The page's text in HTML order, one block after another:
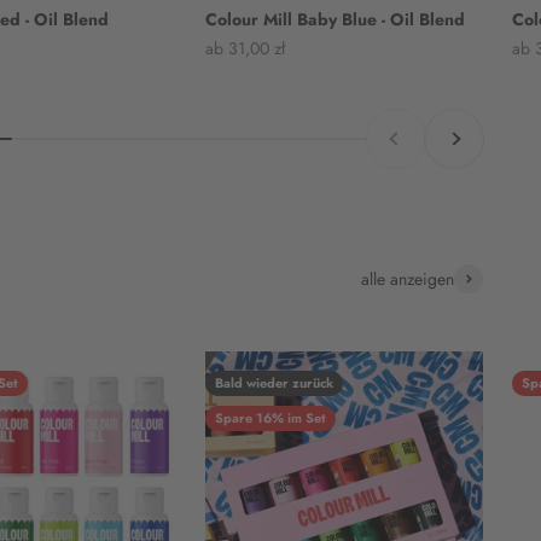
- Oil Blend
Colour Mill Baby Blue - Oil Blend
Angebot
ab 31,00 zł ab
alle anzeigen
Bald wieder zurück
Spare 16% im Set